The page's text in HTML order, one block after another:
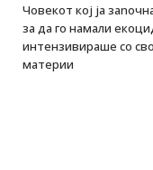
Човекот кој ја
за да го намали
интензивираше со
материи